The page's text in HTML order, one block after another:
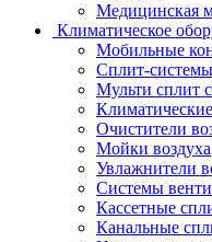
Медицинская
Климатическое
Мобильные
Сплит-системы
Мульти сплит
Очистители
Мойки воздуха
Увлажнители
Системы
Кассетные
Канальные